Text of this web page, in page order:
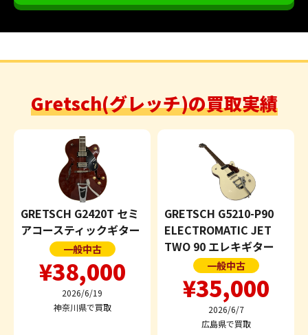
Gretsch(グレッチ)の買取実績
GRETSCH G2420T セミ
アコースティックギター
一般中古
¥38,000
2026/6/19
神奈川県で買取
GRETSCH G5210-P90
ELECTROMATIC JET
TWO 90 エレキギター
一般中古
¥35,000
2026/6/7
広島県で買取